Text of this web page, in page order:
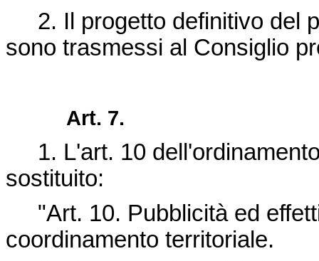
2. Il progetto definitivo del
sono trasmessi al Consiglio
Art. 7.
1. L'art. 10
sostituito:
"Art. 10. Pubblicità ed
coordinamento territoriale.